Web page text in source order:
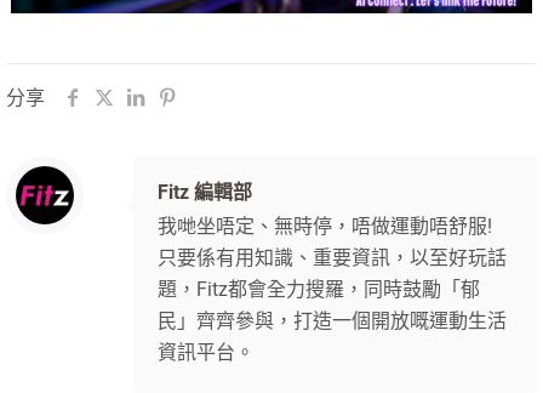
分享
Fitz 編輯部
我哋坐唔定、無時停，唔做運動唔舒服!
只要係有用知識、重要資訊，以至好玩話
題，Fitz都會全力搜羅，同時鼓勵「郁
民」齊齊參與，打造一個開放嘅運動生活
資訊平台。